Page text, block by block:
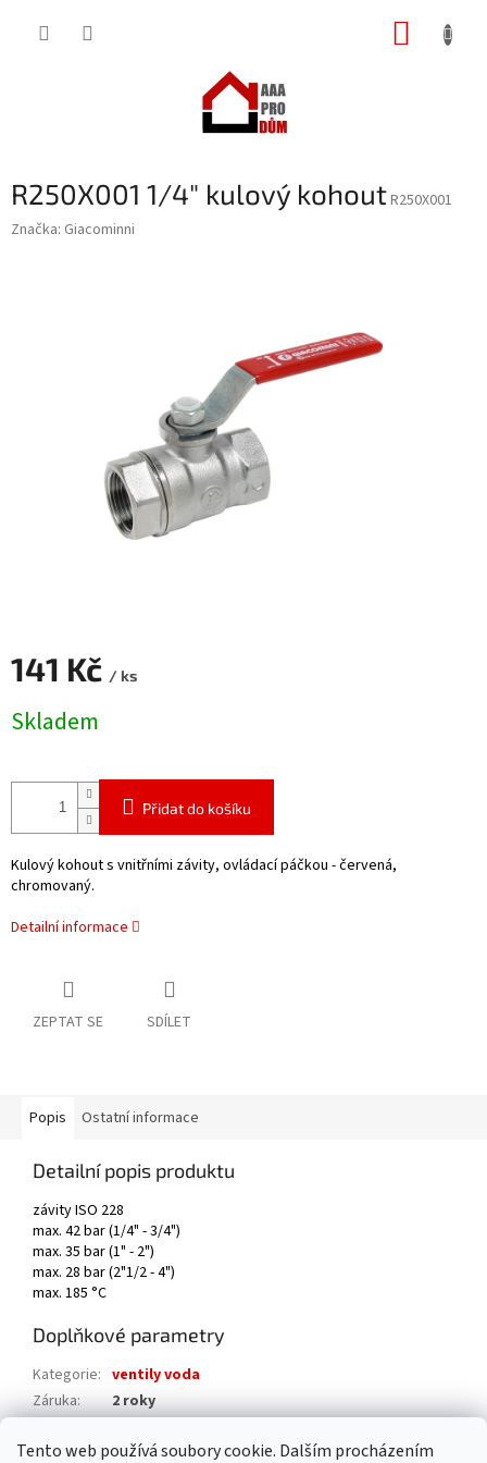
Tento web používá soubory cookie. Dalším procházením
R250X001 1/4" kulový kohoutR250X001
Značka: Giacominni
141 Kč / ks
cena:
Skladem
Přidat do košíku
Kulový kohout s vnitřními závity, ovládací páčkou - červená,
chromovaný.
Detailní informace
ZEPTAT SE SDÍLET
Popis Ostatní informace
Detailní popis produktu
závity ISO 228
max. 42 bar (1/4" - 3/4")
max. 35 bar (1" - 2")
max. 28 bar (2"1/2 - 4")
max. 185 °C
Doplňkové parametry
Kategorie: ventily voda
Záruka:
2 roky
EAN: 8009902000011